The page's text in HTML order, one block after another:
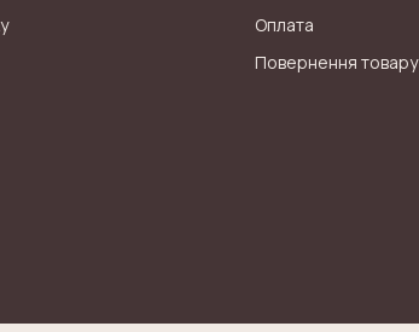
Оплата
Повернення товару